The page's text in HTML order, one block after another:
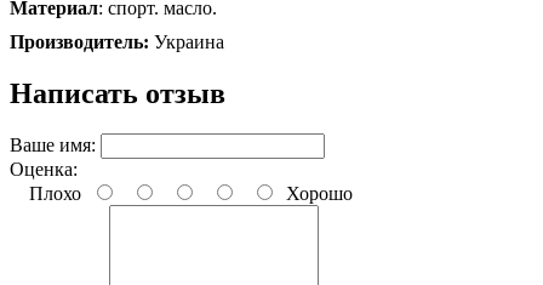
Материал: спорт. масло.
Производитель: Украина
Написать отзыв
Ваше имя:
Оценка:
Плохо
Хорошо